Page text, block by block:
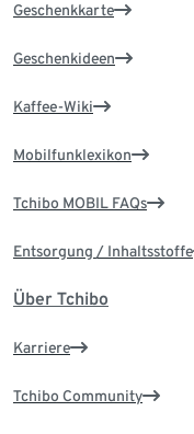
Geschenkkarte
Geschenkideen
Kaffee-Wiki
Mobilfunklexikon
Tchibo MOBIL FAQs
Entsorgung / Inhaltsstoffe
Über Tchibo
Karriere
Tchibo Community